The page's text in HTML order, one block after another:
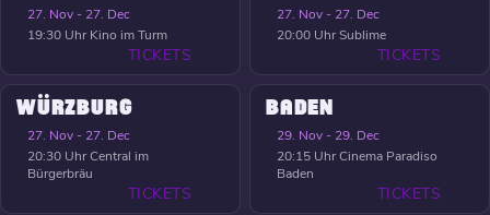
27. Nov - 27. Dec
19:30 Uhr Kino im Turm
TICKETS
27. Nov - 27. Dec
20:00 UhrSublime
TICKETS
WÜRZBURG
27. Nov - 27. Dec
20:30 UhrCentral im
Bürgerbräu
TICKETS
BADEN
29. Nov - 29. Dec
20:15 UhrCinema Paradiso
Baden
TICKETS